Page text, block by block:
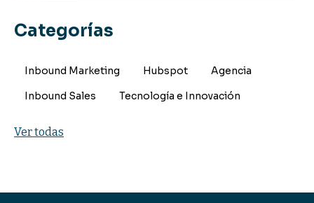
Categorías
Inbound Marketing Hubspot
Agencia
Inbound Sales
Tecnología e Innovación
Ver todas